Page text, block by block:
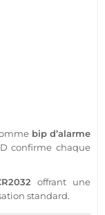
bip d’alarme
confirme chaque
offrant une
standard.